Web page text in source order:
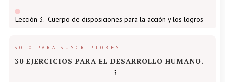
Lección 3.- Cuerpo de disposiciones para la acción y los logros
SOLO PARA SUSCRIPTORES
30 EJERCICIOS PARA EL DESARROLLO HUMANO.